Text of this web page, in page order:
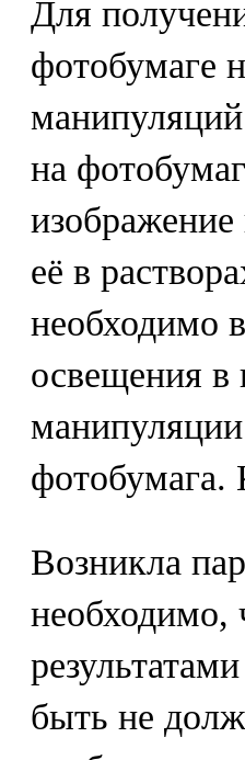
Для
фотобумаге
на
её в
необходимо
освещения в
фотобумага.
Возникла
необходимо,
быть не